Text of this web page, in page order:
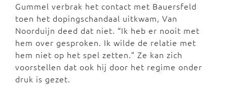
Gummel verbrak het contact met Bauersfeld
toen het dopingschandaal uitkwam, Van
Noorduijn deed dat niet. “Ik heb er nooit met
hem over gesproken. Ik wilde de relatie met
hem niet op het spel zetten.” Ze kan zich
voorstellen dat ook hij door het regime onder
druk is gezet.